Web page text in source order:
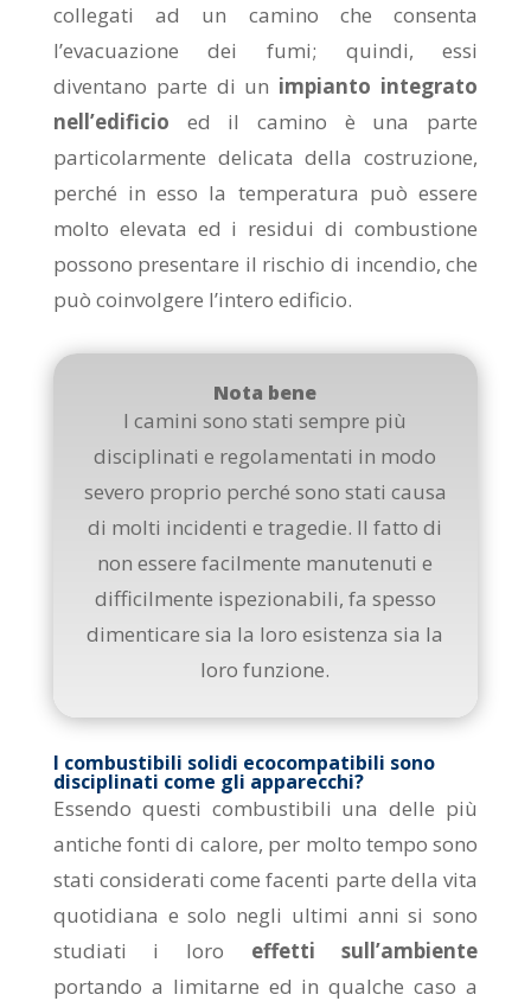
collegati ad un camino che consenta
l’evacuazione dei fumi; quindi, essi
diventano parte di un impianto integrato
nell’edificio ed il camino è una parte
particolarmente delicata della costruzione,
perché in esso la temperatura può essere
molto elevata ed i residui di combustione
possono presentare il rischio di incendio, che
può coinvolgere l’intero edificio.
Nota bene
I camini sono stati sempre più
disciplinati e regolamentati in modo
severo proprio perché sono stati causa
di molti incidenti e tragedie. Il fatto di
non essere facilmente manutenuti e
difficilmente ispezionabili, fa spesso
dimenticare sia la loro esistenza sia la
loro funzione.
I combustibili solidi ecocompatibili sono
disciplinati come gli apparecchi?
Essendo questi combustibili una delle più
antiche fonti di calore, per molto tempo sono
stati considerati come facenti parte della vita
quotidiana e solo negli ultimi anni si sono
studiati i loro effetti sull’ambiente
portando a limitarne ed in qualche caso a